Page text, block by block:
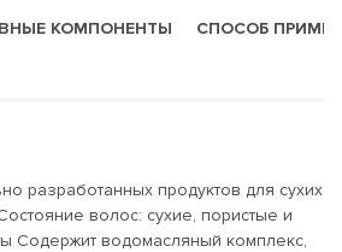
КОМПОНЕНТЫ СПОСОБ
разработанных продуктов для сухих
волос: сухие, пористые и
Содержит водомасляный комплекс,